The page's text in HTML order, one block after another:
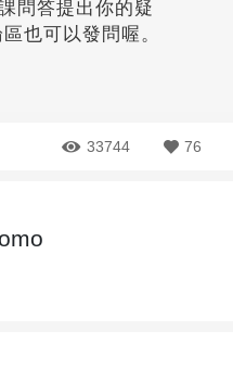
問答提出你的疑
也可以發問喔。
33744 76